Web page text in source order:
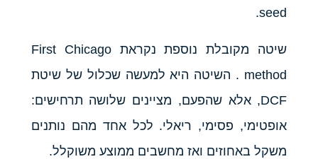
seed.
שיטה מקובלת נוספת נקראת First Chicago
method . השיטה היא למעשה שכלול של שיטת
DCF, אלא שהפעם, מציינים שלושה תרחישים:
אופטימי, פסימי, ריאלי. לכל אחד מהם נותנים
משקל באחוזים ואז מחשבים ממוצע משוקלל.